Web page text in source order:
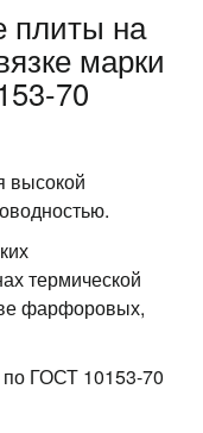
плиты на
марки
70
высокой
термической
фарфоровых,
по ГОСТ 10153-70